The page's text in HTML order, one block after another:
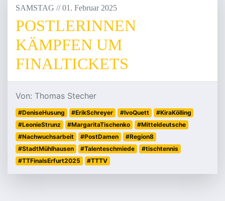
SAMSTAG // 01 . Februar 2025
POSTLERINNEN
KÄMPFEN UM
FINALTICKETS
Von: Thomas Stecher
#DeniseHusung #ErikSchreyer #IvoQuett
#KiraKölling
#LeonieStrunz
#MargaritaTischenko
#Mitteldeutsche
#Nachwuchsarbeit
#PostDamen
#Region8
#StadtMühlhausen
#Talenteschmiede
#tischtennis
#TTFinalsErfurt2025
#TTTV